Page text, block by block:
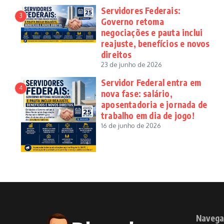
3
Servidores Federais:
Governo retoma
negociações e pauta inclui
reajuste, benefícios e novos
direitos
23 de junho de 2026
4
Servidor Federal entra em
nova fase: salário,
aposentadoria e jornada de
trabalho em dia de jogo!
16 de junho de 2026